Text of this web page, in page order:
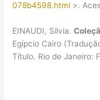
078b4598.html >.
EINAUDI, Silvia.
Egípcio Cairo
Título. Rio de Janeiro: